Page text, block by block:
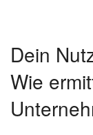
Dein
Wie